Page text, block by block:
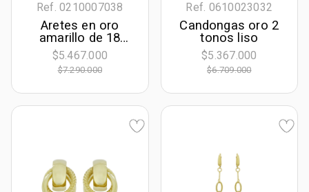
Ref. 0210007038
Aretes en oro
amarillo de 18
Kilates, Espiral
$5.467.000
$7.290.000
Ref. 0610023032
Candongas oro 2
tonos liso
$5.367.000
$6.709.000